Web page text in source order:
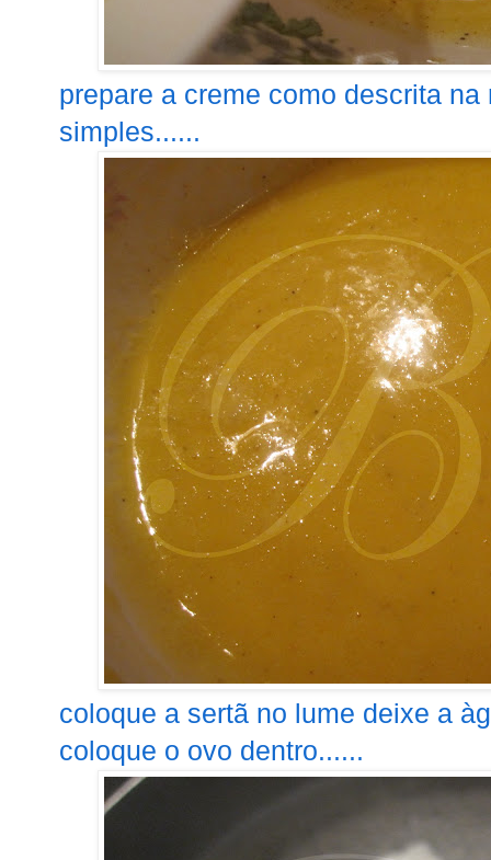
prepare a creme como descrita
simples......
coloque a sertã no lume deixe a
coloque o ovo dentro......